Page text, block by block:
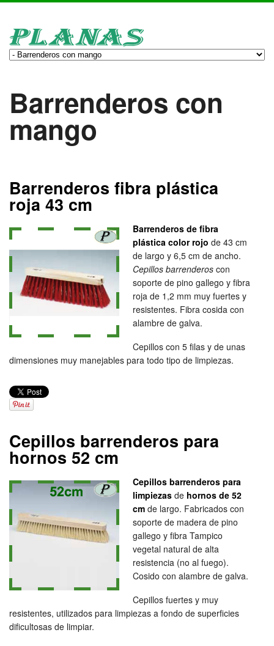
Barrenderos con
mango
Barrenderos fibra plástica
roja 43 cm
Barrenderos de fibra
plástica color rojo de 43 cm
de largo y 6,5 cm de ancho.
Cepillos barrenderos con
soporte de pino gallego y fibra
roja de 1,2 mm muy fuertes y
resistentes. Fibra cosida con
alambre de galva.
Cepillos con 5 filas y de unas
dimensiones muy manejables para todo tipo de limpiezas.
Cepillos barrenderos para
hornos 52 cm
Cepillos barrenderos para
limpiezas de hornos de 52
cm de largo. Fabricados con
soporte de madera de pino
gallego y fibra Tampico
vegetal natural de alta
resistencia (no al fuego).
Cosido con alambre de galva.
Cepillos fuertes y muy
resistentes, utilizados para limpiezas a fondo de superficies
dificultosas de limpiar.